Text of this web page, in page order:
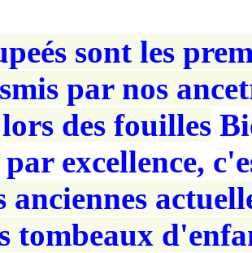
sont les
par nos
des fouilles
excellence,
anciennes
tombeaux